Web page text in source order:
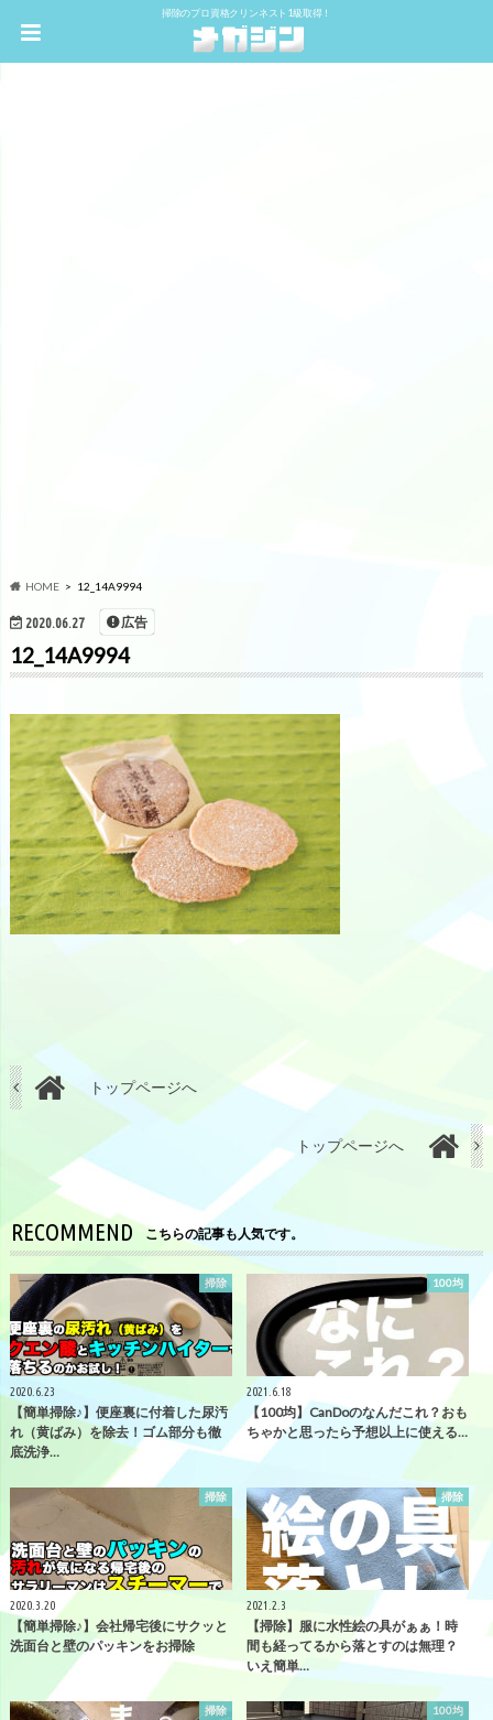
掃除のプロ資格クリンネスト1級取得！
HOME 12_14A9994
2020.06.27 広告
12_14A9994
トップページへ
トップページへ
RECOMMEND こちらの記事も人気です。
掃除
2020.6.23
【簡単掃除♪】便座裏に付着した尿汚
れ（黄ばみ）を除去！ゴム部分も徹
底洗浄…
100均
2021.6.18
【100均】CanDoのなんだこれ？おも
ちゃかと思ったら予想以上に使える…
掃除
2020.3.20
【簡単掃除♪】会社帰宅後にサクッと
洗面台と壁のパッキンをお掃除
掃除
2021.2.3
【掃除】服に水性絵の具がぁぁ！時
間も経ってるから落とすのは無理？
いえ簡単…
掃除 100均